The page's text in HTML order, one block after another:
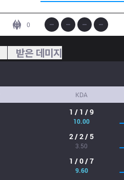
0
받은 데미지
KDA
1 / 1 / 9
10.00
2 / 2 / 5
3.50
1 / 0 / 7
9.60